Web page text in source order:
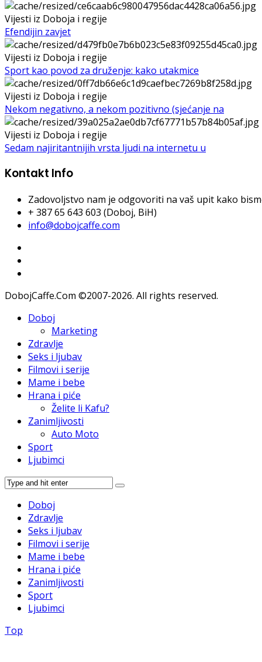
Vijesti iz Doboja i regije
Efendijin zavjet
Vijesti iz Doboja i regije
Sport kao povod za druženje: kako utakmice
Vijesti iz Doboja i regije
Nekom negativno, a nekom pozitivno (sjećanje na
Vijesti iz Doboja i regije
Sedam najiritantnijih vrsta ljudi na internetu u
Kontakt Info
Zadovoljstvo nam je odgovoriti na vaš upit kako
+ 387 65 643 603 (Doboj, BiH)
info@dobojcaffe.com
DobojCaffe.Com ©2007-2026. All rights reserved.
Doboj
Marketing
Zdravlje
Seks i ljubav
Filmovi i serije
Mame i bebe
Hrana i piće
Želite li Kafu?
Zanimljivosti
Auto Moto
Sport
Ljubimci
Doboj
Zdravlje
Seks i ljubav
Filmovi i serije
Mame i bebe
Hrana i piće
Zanimljivosti
Sport
Ljubimci
Top